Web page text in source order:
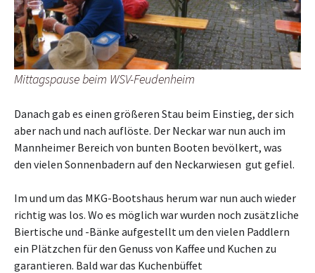
Mittagspause beim WSV-Feudenheim
Danach gab es einen größeren Stau beim Einstieg, der sich
aber nach und nach auflöste. Der Neckar war nun auch im
Mannheimer Bereich von bunten Booten bevölkert, was
den vielen Sonnenbadern auf den Neckarwiesen gut gefiel.
Im und um das MKG-Bootshaus herum war nun auch wieder
richtig was los. Wo es möglich war wurden noch zusätzliche
Biertische und -Bänke aufgestellt um den vielen Paddlern
ein Plätzchen für den Genuss von Kaffee und Kuchen zu
garantieren. Bald war das Kuchenbüffet